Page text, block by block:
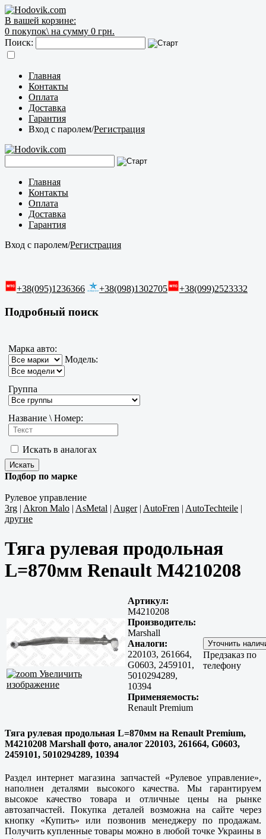
В вашей корзине:
0 покупок\ на сумму 0 грн.
Поиск:
Главная
Контакты
Оплата
Доставка
Гарантия
Вход с паролем/Регистрация
Главная
Контакты
Оплата
Доставка
Гарантия
Вход с паролем/Регистрация
+38(095)1236366 +38(098)1302705 +38(099)2523332
Подробный поиск
Марка авто:
Модель:
Группа
Название \ Номер:
Искать в аналогах
Подбор по марке
Рулевое управление
3rg | Akron Malo | AsMetal | Auger| AutoFren | AutoTechteile |
другие
Тяга рулевая продольная
L=870мм Renault M4210208
Увеличить
изображение
Артикул:
M4210208
Производитель:
Marshall
Аналоги:
220103, 261664,
G0603, 2459101,
5010294289,
10394
Применяемость:
Renault Premium
Предзаказ по
телефону
Тяга рулевая продольная L=870мм на Renault Premium,
M4210208 Marshall фото, аналог 220103, 261664, G0603,
2459101, 5010294289, 10394
Раздел интернет магазина запчастей «Рулевое управление»,
наполнен деталями высокого качества. Мы гарантируем
высокое качество товара и отличные цены на рынке
автозапчастей. Покупка деталей возможна на сайте через
кнопку «Купить» или позвонив менеджеру по продажам.
Получить купленные товары можно в любой точке Украины в